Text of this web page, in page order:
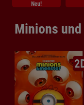
Neu!
Minions